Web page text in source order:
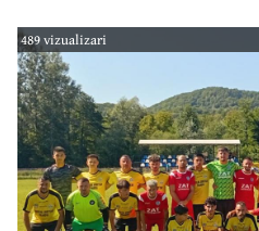
489 vizualizari